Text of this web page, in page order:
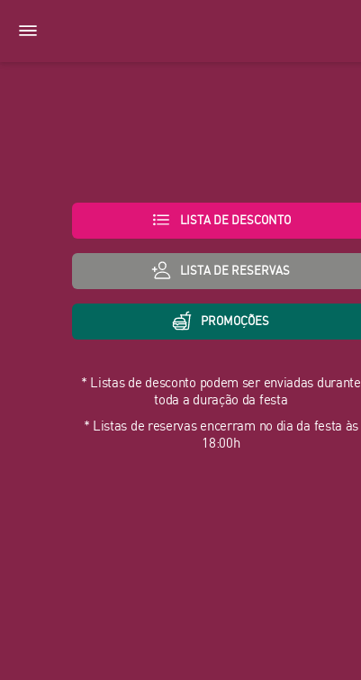
LISTA DE DESCONTO
LISTA DE RESERVAS
PROMOÇÕES
* Listas de desconto podem ser enviadas durante
toda a duração da festa
* Listas de reservas encerram no dia da festa às
18:00h